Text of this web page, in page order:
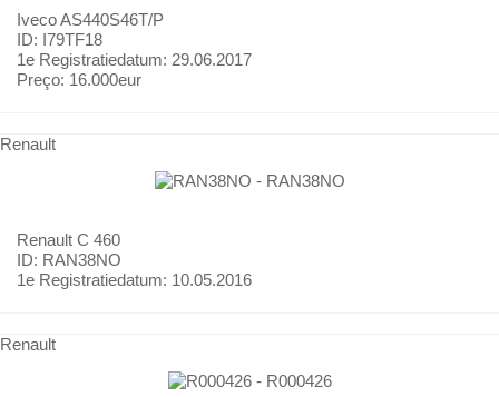
IvecoAS440S46T/P
ID: I79TF18
1e Registratiedatum: 29.06.2017
Preço: 16.000eur
Renault
Renault C 460
ID: RAN38NO
1e Registratiedatum: 10.05.2016
Renault